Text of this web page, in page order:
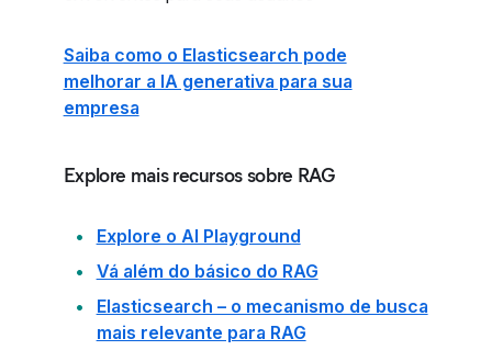
Saiba como o Elasticsearch pode
melhorar a IA generativa para sua
empresa
Explore mais recursos sobre RAG
Explore o AI Playground
Vá além do básico do RAG
Elasticsearch – o mecanismo de busca
mais relevante para RAG